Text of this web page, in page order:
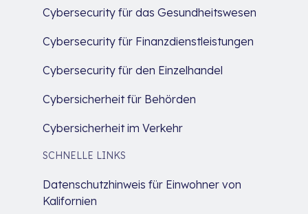
Cybersecurity für das Gesundheitswesen
Cybersecurity für Finanzdienstleistungen
Cybersecurity für den Einzelhandel
Cybersicherheit für Behörden
Cybersicherheit im Verkehr
SCHNELLE LINKS
Datenschutzhinweis für Einwohner von
Kalifornien